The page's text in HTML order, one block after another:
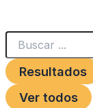
Resultados
Ver todos